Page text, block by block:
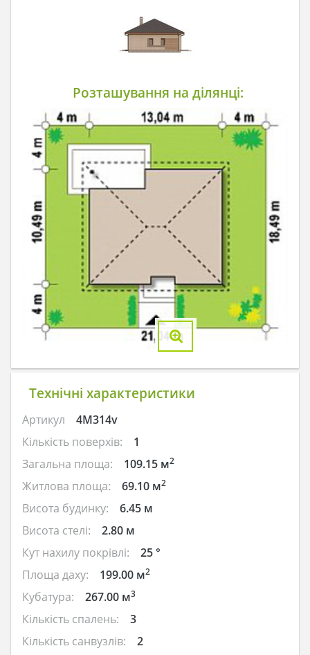
Розташування на ділянці:
Технічні характеристики
Артикул
4M314v
Кількість поверхів:
1
Загальна площа:
109.15 м2
Житлова площа: 69.10 м2
Висота будинку:
6.45 м
Висота стелі:
2.80 м
Кут нахилу покрівлі:
25 °
Площа даху:
199.00 м2
Кубатура: 267.00 м3
Кількість спалень:
3
Кількість санвузлів:
2